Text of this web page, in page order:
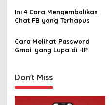
t
o
Ini 4 Cara Mengembalikan
Chat FB yang Terhapus‎
Cara Melihat Password
Gmail yang Lupa di HP
Don't Miss